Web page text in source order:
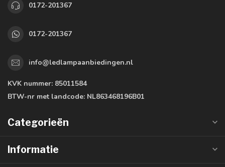
0172-201367
0172-201367
info@ledlampaanbiedingen.nl
KVK nummer: 85011584
BTW-nr met landcode: NL863468196B01
Categorieën
Informatie